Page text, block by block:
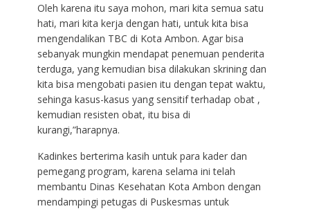
Oleh karena itu saya mohon, mari kita semua satu
hati, mari kita kerja dengan hati, untuk kita bisa
mengendalikan TBC di Kota Ambon. Agar bisa
sebanyak mungkin mendapat penemuan penderita
terduga, yang kemudian bisa dilakukan skrining dan
kita bisa mengobati pasien itu dengan tepat waktu,
sehinga kasus-kasus yang sensitif terhadap obat ,
kemudian resisten obat, itu bisa di
kurangi,”harapnya.
Kadinkes berterima kasih untuk para kader dan
pemegang program, karena selama ini telah
membantu Dinas Kesehatan Kota Ambon dengan
mendampingi petugas di Puskesmas untuk